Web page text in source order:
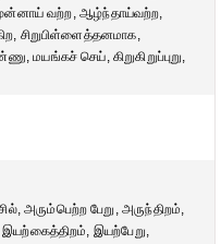
வற்ற, ஆழ்ந்தாய்வற்ற,
சிறுபிள்ளைத்தனமாக,
மயங்கச் செய், கிறுகிறுப்புறு,
அரும்பெற்ற பேறு, அருந்திறம்,
இயற்பேறு,